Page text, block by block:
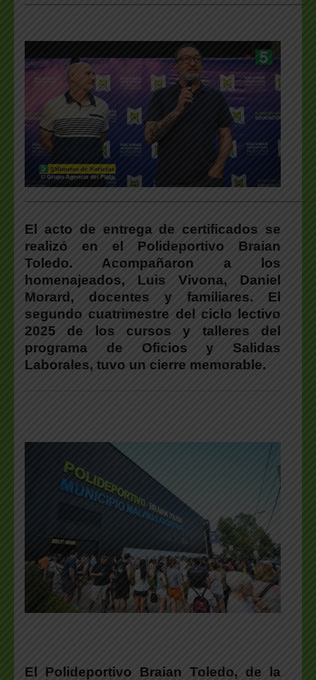
El acto de entrega de certificados se
realizó en el Polideportivo Braian
Toledo. Acompañaron a los
homenajeados, Luis Vivona, Daniel
Morard, docentes y familiares. El
segundo cuatrimestre del ciclo lectivo
2025 de los cursos y talleres del
programa de Oficios y Salidas
Laborales, tuvo un cierre memorable.
El Polideportivo Braian Toledo, de la